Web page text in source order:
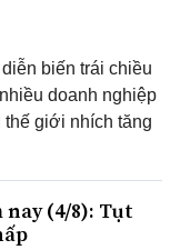
biến trái chiều
doanh nghiệp
thế giới nhích tăng
nay (4/8): Tụt